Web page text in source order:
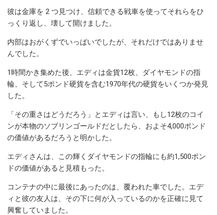
彼は金庫を 2 つ見つけ、信頼できる戦車を使ってそれらをひ
っくり返し、壊して開けました。
内部はおがくずでいっぱいでしたが、それだけではありませ
んでした。
1時間かき集めた後、エディは金貨12枚、ダイヤモンドの指
輪、そして5ポンド硬貨を含む1970年代の硬貨をいくつか発見
した。
「その重さはどうだろう」とエディは言い、もし12枚のコイ
ンが本物のソブリンゴールドだとしたら、およそ4,000ポンド
の価値があるだろうと明かした。
エディさんは、この輝くダイヤモンドの指輪にも約1,500ポン
ドの価値があると見積もった。
コンテナの中に最後にあったのは、覆われた車でした。エデ
ィと彼の友人は、その下に何が入っているのかを正確に見て
興奮していました。